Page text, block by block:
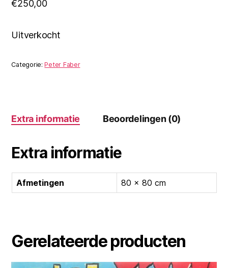
€250,00
Uitverkocht
Categorie:Peter Faber
Extra informatie Beoordelingen (0)
Extra informatie
Afmetingen 80 × 80 cm
Gerelateerde producten